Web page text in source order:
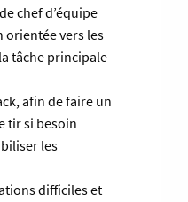
chef d’équipe
orientée vers les
tâche principale
afin de faire un
tir si besoin
les
difficiles et